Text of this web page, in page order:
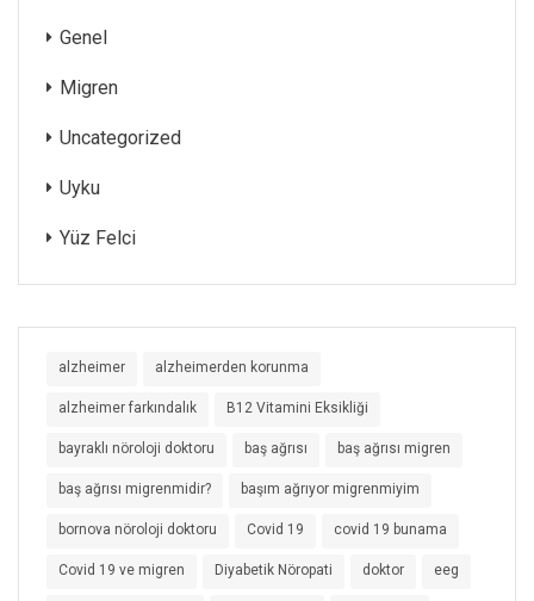
Genel
Migren
Uncategorized
Uyku
Yüz Felci
alzheimer alzheimerden korunma
alzheimer farkındalık B12 Vitamini Eksikliği
bayraklı nöroloji doktoru baş ağrısı baş ağrısı migren
baş ağrısı migrenmidir? başım ağrıyor migrenmiyim
bornova nöroloji doktoru Covid 19 covid 19 bunama
Covid 19 ve migren Diyabetik Nöropati doktor eeg